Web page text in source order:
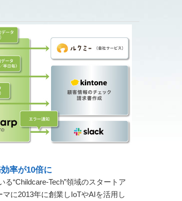
率が10倍に
“Childcare-Tech”領域のスタートア
に2013年に創業しIoTやAIを活用し